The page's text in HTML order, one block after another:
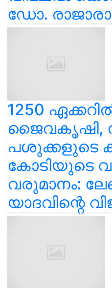
ഡോ.
1250
ജൈവകൃഷി,
പശുക്കളുടെ
കോടിയുടെ
വരുമാനം:
യാദവിന്റെ